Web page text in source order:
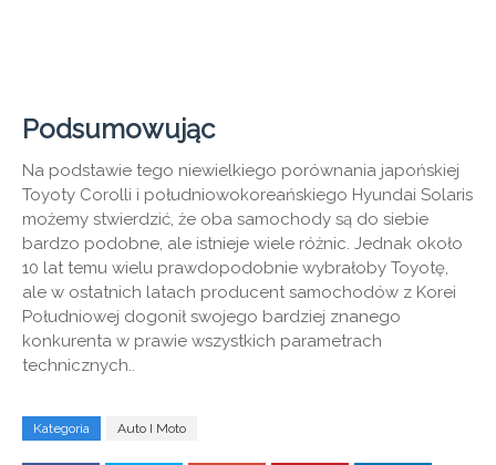
Podsumowując
Na podstawie tego niewielkiego porównania japońskiej
Toyoty Corolli i południowokoreańskiego Hyundai Solaris
możemy stwierdzić, że oba samochody są do siebie
bardzo podobne, ale istnieje wiele różnic. Jednak około
10 lat temu wielu prawdopodobnie wybrałoby Toyotę,
ale w ostatnich latach producent samochodów z Korei
Południowej dogonił swojego bardziej znanego
konkurenta w prawie wszystkich parametrach
technicznych..
Kategoria Auto I Moto